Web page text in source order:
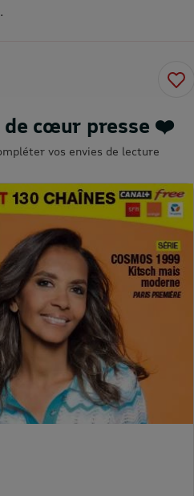
de cœur presse ❤️
vos envies de lecture